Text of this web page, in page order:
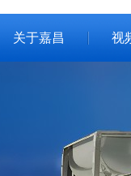
关于嘉昌 视